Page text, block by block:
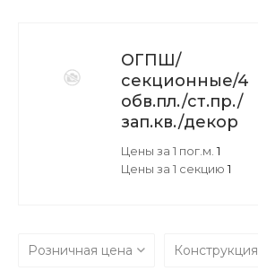
ОГПШ/
секционные/4
обв.пл./ст.пр./
зап.кв./декор
Цены за 1 пог.м. 1
Цены за 1 секцию 1
Розничная цена Конструкция